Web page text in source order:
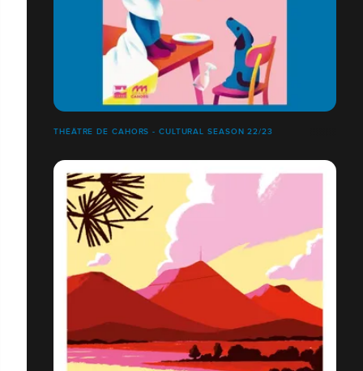
THÉÂTRE DE CAHORS - CULTURAL SEASON 22/23